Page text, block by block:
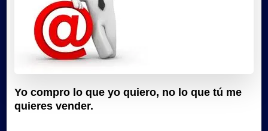
Yo compro lo que yo quiero, no lo que tú me
quieres vender.